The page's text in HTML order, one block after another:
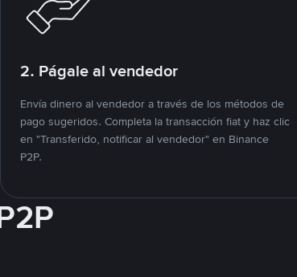
2. Págale al vendedor
Envía dinero al vendedor a través de los métodos de
pago sugeridos. Completa la transacción fiat y haz clic
en "Transferido, notificar al vendedor" en Binance
P2P.